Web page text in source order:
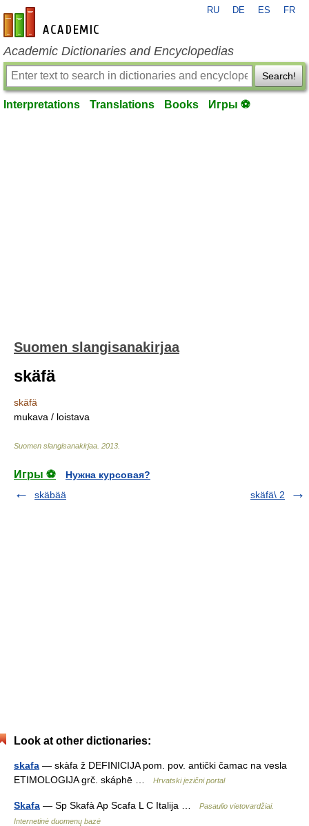
en-academic.com
RU DE ES FR
Academic Dictionaries and Encyclopedias
Search!
Interpretations Translations Books Игры ⚽
Suomen slangisanakirjaa
skäfä
skäfä
mukava / loistava
Suomen slangisanakirjaa 2013
Игры ⚽
Нужна курсовая?
skäbää
skäfä\ 2
Look at other dictionaries:
skafa — skàfa ž DEFINICIJA pom. pov. antički čamac na vesla
ETIMOLOGIJA grč. skáphē …
Hrvatski jezični portal
Skafa — Sp Skafà Ap Scafa L C Italija …
Pasaulio vietovardžiai.
Internetinė duomenų bazė